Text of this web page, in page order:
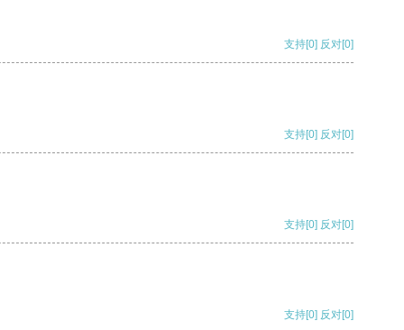
支持[0] 反对[0]
支持[0] 反对[0]
支持[0] 反对[0]
支持[0] 反对[0]